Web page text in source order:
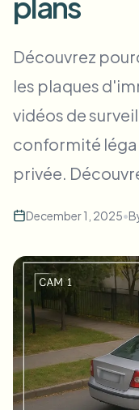
Intelligence
Traitez plusieurs vidéos
Flou facial en
Flouter
Zones, politiques et
API & SDK
Automatiser les
Formulaire de
Suppression
Découvrez
les plaques
vidéos de
conformité
privée.
December 1, 2025•